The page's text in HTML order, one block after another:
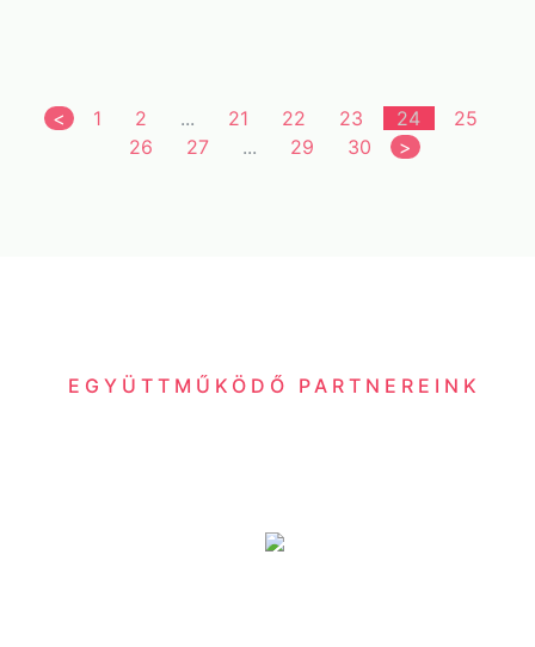
< 1 2 ... 21 22 23 24
25
26
27 ... 29 30 >
EGYÜTTMŰKÖDŐ PARTNEREINK